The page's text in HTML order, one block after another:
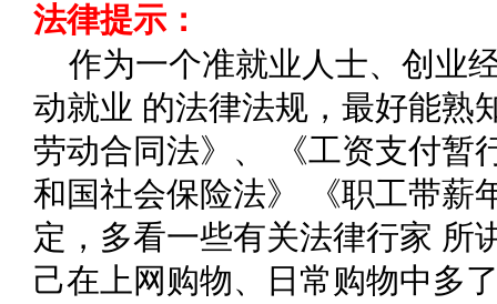
法律提示：
作为一个准就业人士、创业
动就业 的法律法规，最好能熟
劳动合同法》、 《工资支付暂
和国社会保险法》 《职工带薪
定，多看一些有关法律行家 所
己在上网购物、日常购物中多